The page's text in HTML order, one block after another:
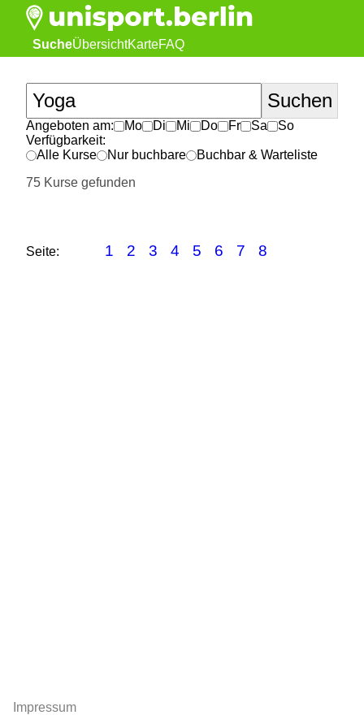
SucheÜbersichtKarteFAQ
Angeboten am: Mo Di Mi Do Fr Sa
So
Verfügbarkeit:
Alle Kurse
Nur buchbare
Buchbar & Warteliste
75 Kurse gefunden
Seite: 1 2 3 4 5 6 7 8
Impressum